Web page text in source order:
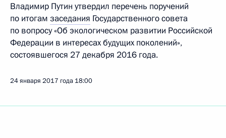
Владимир Путин утвердил перечень поручений
по итогам заседания Государственного совета
по вопросу «Об экологическом развитии Российской
Федерации в интересах будущих поколений»,
состоявшегося 27 декабря 2016 года.
24 января 2017 года 18:00